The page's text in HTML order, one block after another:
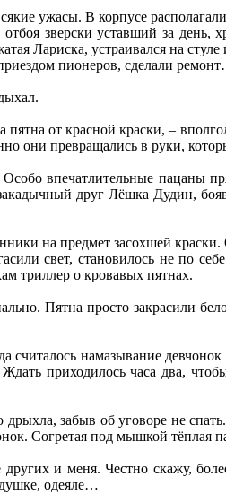
ужасы. В корпусе
зверски уставший за
Лариска, устраивался на
пионеров, сделали
пятна от красной краски, –
они превращались в руки,
впечатлительные пацаны
друг Лёшка Дудин,
на предмет засохшей
свет, становилось не по
триллер о кровавых пятнах.
Пятна просто закрасили
намазывание
приходилось часа два,
забыв об уговоре не
Согретая под мышкой тёплая
и меня. Честно скажу,
одеяле…